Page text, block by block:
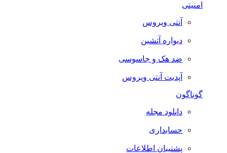
امنیتی
آنتی ویروس
دیواره آتشین
ضد هک و جاسوسی
آپدیت آنتی ویروس
گوناگون
دانلود مجله
حسابداری
پشتیبان اطلاعات